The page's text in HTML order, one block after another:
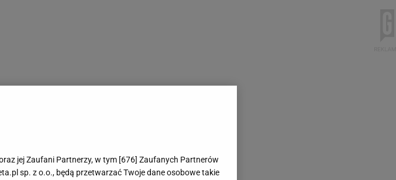
jej Zaufani Partnerzy, w tym [676] Zaufanych Partnerów
sp. z o.o., będą przetwarzać Twoje dane osobowe takie